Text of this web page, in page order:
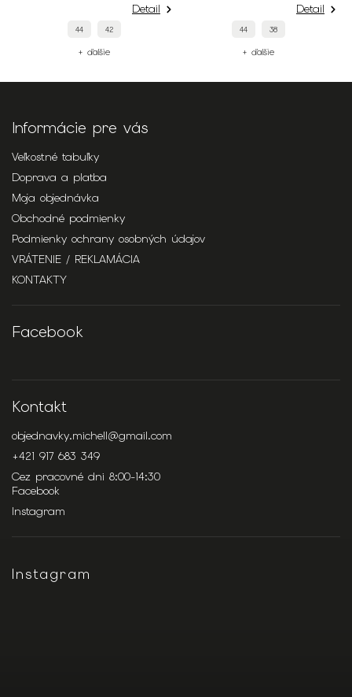
Detail
44 42
+ ďalšie
Detail
44 38
+ ďalšie
Informácie pre vás
Veľkostné tabuľky
Doprava a platba
Moja objednávka
Obchodné podmienky
Podmienky ochrany osobných údajov
VRÁTENIE / REKLAMÁCIA
KONTAKTY
Facebook
Kontakt
objednavky.michell@gmail.com
+421 917 683 349
Cez pracovné dni 8:00-14:30
Facebook
Instagram
Instagram